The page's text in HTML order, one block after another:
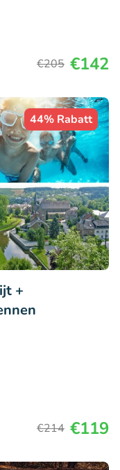
€205 €142
44% Rabatt
+
€214 €119